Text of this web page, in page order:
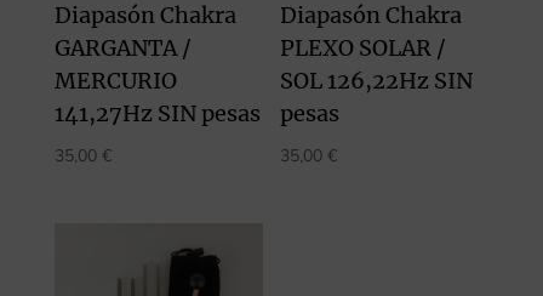
Diapasón Chakra
GARGANTA /
MERCURIO
141,27Hz SIN pesas
35,00 €
Diapasón Chakra
PLEXO SOLAR /
SOL 126,22Hz SIN
pesas
35,00 €